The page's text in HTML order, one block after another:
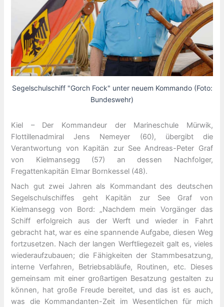
Segelschulschiff "Gorch Fock" unter neuem Kommando (Foto:
Bundeswehr)
Kiel – Der Kommandeur der Marineschule Mürwik,
Flottillenadmiral Jens Nemeyer (60), übergibt die
Verantwortung von Kapitän zur See Andreas-Peter Graf
von Kielmansegg (57) an dessen Nachfolger,
Fregattenkapitän Elmar Bornkessel (48).
Nach gut zwei Jahren als Kommandant des deutschen
Segelschulschiffes geht Kapitän zur See Graf von
Kielmansegg von Bord: „Nachdem mein Vorgänger das
Schiff erfolgreich aus der Werft und wieder in Fahrt
gebracht hat, war es eine spannende Aufgabe, diesen Weg
fortzusetzen. Nach der langen Werftliegezeit galt es, vieles
wiederaufzubauen; die Fähigkeiten der Stammbesatzung,
interne Verfahren, Betriebsabläufe, Routinen, etc. Dieses
gemeinsam mit einer großartigen Besatzung gestalten zu
können, hat große Freude bereitet, und das ist es auch,
was die Kommandanten-Zeit im Wesentlichen für mich